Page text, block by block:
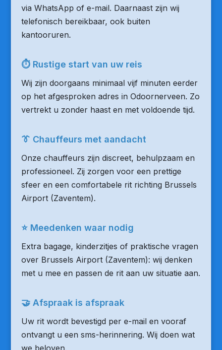
via WhatsApp of e-mail. Daarnaast zijn wij
telefonisch bereikbaar, ook buiten
kantooruren.
⏱ Rustige start van uw reis
Wij zijn doorgaans minimaal vijf minuten eerder
op het afgesproken adres in Odoornerveen. Zo
vertrekt u zonder haast en met voldoende tijd.
👔 Chauffeurs met aandacht
Onze chauffeurs zijn discreet, behulpzaam en
professioneel. Zij zorgen voor een prettige
sfeer en een comfortabele rit richting Brussels
Airport (Zaventem).
⭐ Meedenken waar nodig
Extra bagage, kinderzitjes of praktische vragen
over Brussels Airport (Zaventem): wij denken
met u mee en passen de rit aan uw situatie aan.
🤝 Afspraak is afspraak
Uw rit wordt bevestigd per e-mail en vooraf
ontvangt u een sms-herinnering. Wij doen wat
we beloven.